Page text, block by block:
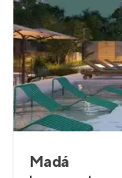
Madá